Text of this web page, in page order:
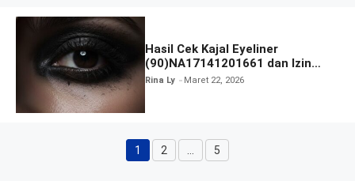
Hasil Cek Kajal Eyeliner
(90)NA17141201661 dan Izin
BPOM
Rina Ly Maret 22, 2026
Halaman
1 Halaman
2 5